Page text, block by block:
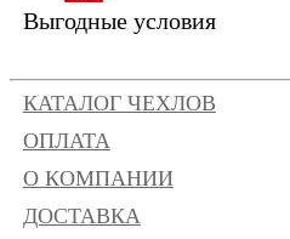
Выгодные условия
КАТАЛОГ ЧЕХЛОВ
ОПЛАТА
О КОМПАНИИ
ДОСТАВКА